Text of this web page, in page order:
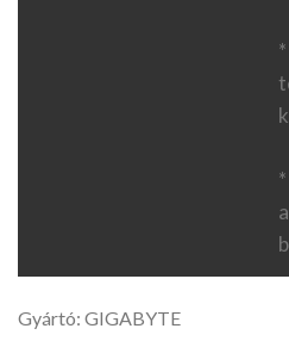
Gyártó: GIGABYTE